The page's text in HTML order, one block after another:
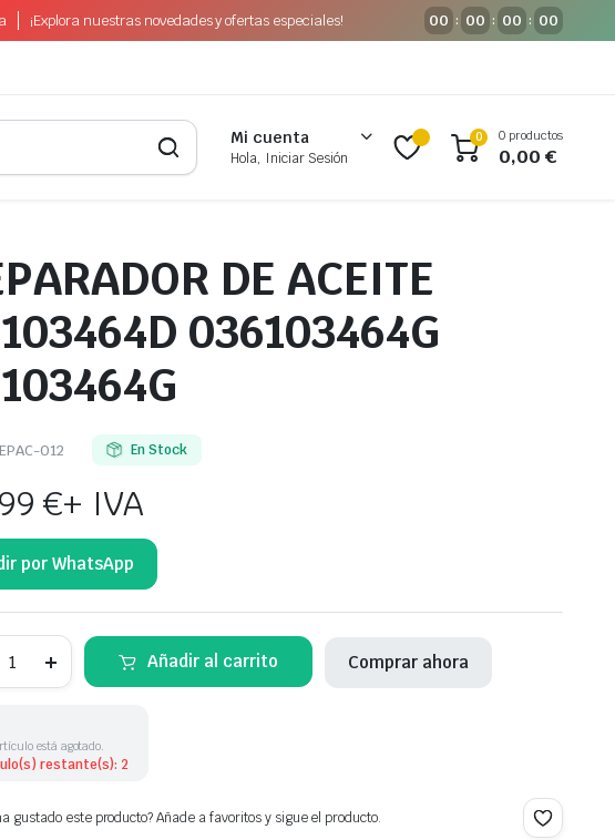
¡Explora nuestras novedades y ofertas especiales! 00 : 00 : 00 : 00
Mi cuenta
Hola, Iniciar Sesión
0 0 productos
0,00€
DE ACEITE
036103464G
012 En Stock
€+ IVA
por WhatsApp
Añadir al carrito Comprar ahora
está agotado.
restante(s): 2
gustado este producto? Añade a favoritos y sigue el producto.